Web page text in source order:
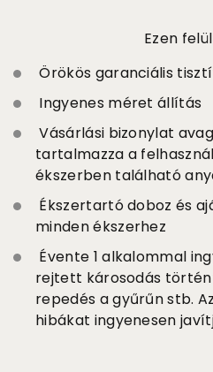
Ezen
Örökös garanciális
Ingyenes méret állítás
Vásárlási bizonylat
tartalmazza a
ékszerben található
Ékszertartó doboz és
minden ékszerhez
Évente 1 alkalommal
rejtett károsodás
repedés a gyűrűn stb.
hibákat ingyenesen